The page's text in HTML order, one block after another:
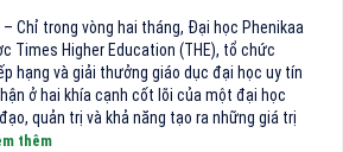
– Chỉ trong vòng hai tháng, Đại học Phenikaa
Times Higher Education (THE), tổ chức
hạng và giải thưởng giáo dục đại học uy tín
ở hai khía cạnh cốt lõi của một đại học
quản trị và khả năng tạo ra những giá trị
thêm